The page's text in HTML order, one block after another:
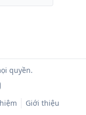
quyền.
Giới thiệu